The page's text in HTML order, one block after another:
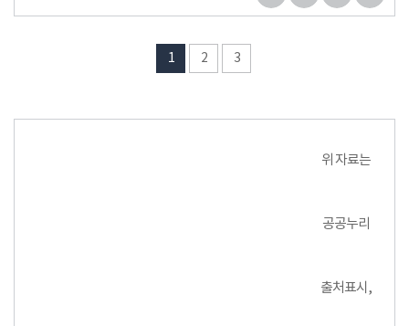
1 2 3
위 자료는
공공누리
출처표시,